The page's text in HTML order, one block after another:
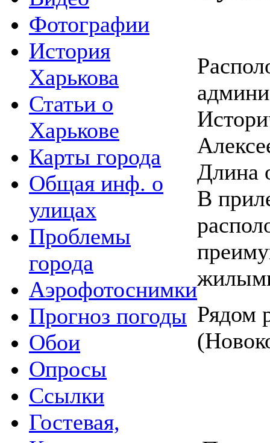
Фотографии
История
Харькова
Статьи о
Харькове
Карты города
Общая инф. о
улицах
Проблемы
города
Аэрофотоснимки
Прогноз погоды
Обои
Опросы
Ссылки
Гостевая,
Длина
В
Рядом